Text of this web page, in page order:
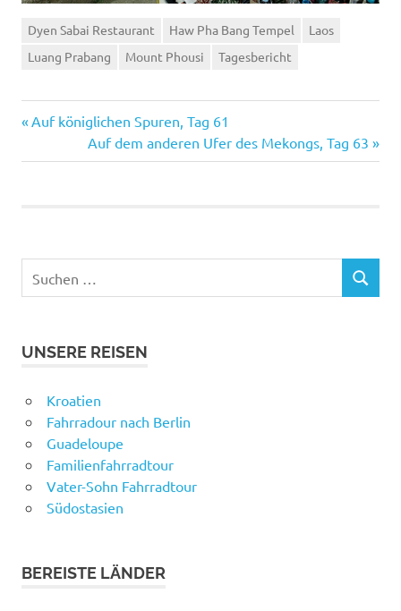
Dyen Sabai Restaurant Haw Pha Bang Tempel
Laos
Luang Prabang
Mount Phousi Tagesbericht
Beitragsnavigation
Vorheriger
Auf königlichen Spuren, Tag 61
Nächster
Beitrag:
Auf dem anderen Ufer des Mekongs, Tag 63
nach:
SUCHEN
UNSERE REISEN
Kroatien
Fahrradour nach Berlin
Guadeloupe
Familienfahrradtour
Vater-Sohn Fahrradtour
Südostasien
BEREISTE LÄNDER